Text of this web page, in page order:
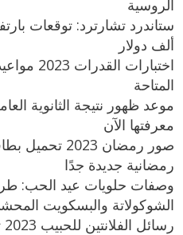
الروسية
ألف دولار
اختبارات
المتاحة
معرفتها الآن
صور رمضان
رمضانية جديدة جدًا
وصفات حلويات عيد الحب:
الشوكولاتة والبسكويت
رسائل الفلانتين للحبيب 2023 تهاني عيد حب سعيد للعشاق